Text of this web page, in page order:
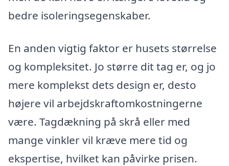
bedre isoleringsegenskaber.
En anden vigtig faktor er husets størrelse
og kompleksitet. Jo større dit tag er, og jo
mere komplekst dets design er, desto
højere vil arbejdskraftomkostningerne
være. Tagdækning på skrå eller med
mange vinkler vil kræve mere tid og
ekspertise, hvilket kan påvirke prisen.